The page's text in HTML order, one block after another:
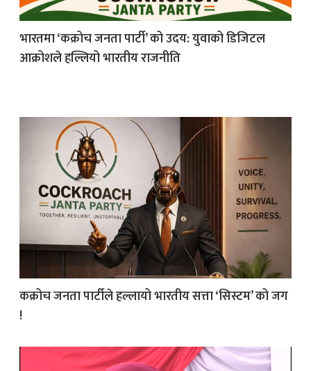
भारतमा ‘कक्रोच जनता पार्टी’ को उदय: युवाको डिजिटल
आक्रोशले हल्लियो भारतीय राजनीति
कक्रोच जनता पार्टीले हल्लायो भारतीय सत्ता ‘सिस्टम’ को जग
!